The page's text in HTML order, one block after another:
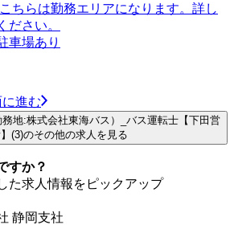
ちらは勤務エリアになります。詳し
ださい。
車場あり
進む
地:株式会社東海バス）_バス運転士【下田営
(3)のその他の求人を見る
すか？
た求人情報をピックアップ
静岡支社